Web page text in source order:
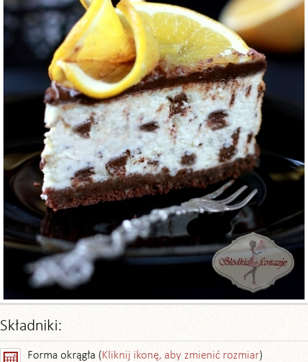
Składniki:
Forma okrągła (Kliknij ikonę, aby zmienić rozmiar)